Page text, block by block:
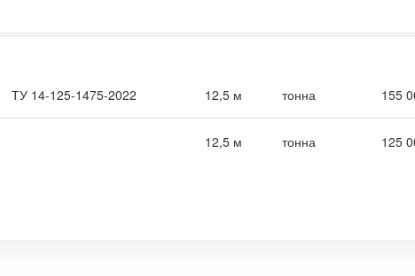
ТУ 14-125-1475-2022 12,5 м тонна 155
12,5 м тонна 125